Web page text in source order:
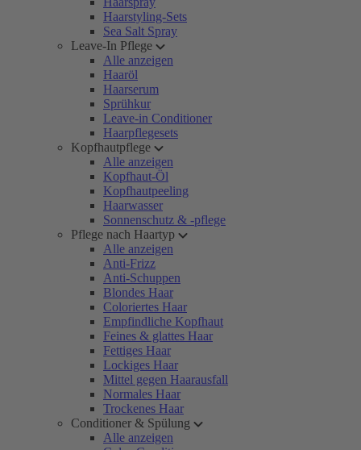
Haarstyling-Sets
Sea Salt Spray
Leave-In Pflege
Alle anzeigen
Haaröl
Haarserum
Sprühkur
Leave-in Conditioner
Haarpflegesets
Kopfhautpflege
Alle anzeigen
Kopfhaut-Öl
Kopfhautpeeling
Haarwasser
Sonnenschutz & -pflege
Pflege nach Haartyp
Alle anzeigen
Anti-Frizz
Anti-Schuppen
Blondes Haar
Coloriertes Haar
Empfindliche Kopfhaut
Feines & glattes Haar
Fettiges Haar
Lockiges Haar
Mittel gegen Haarausfall
Normales Haar
Trockenes Haar
Conditioner & Spülung
Alle anzeigen